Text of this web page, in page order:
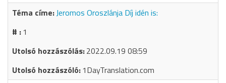
Jeromos Oroszlánja Díj idén is:
1
2022.09.19 08:59
1DayTranslation.com